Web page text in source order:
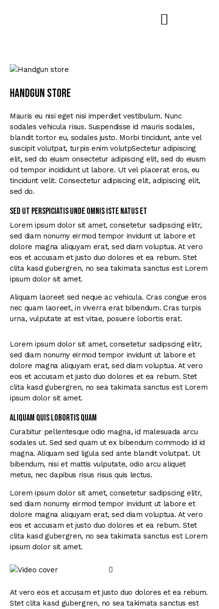
Handgun store
Mauris eu nisi eget nisi imperdiet vestibulum. Nunc
sodales vehicula risus. Suspendisse id mauris sodales,
blandit tortor eu, sodales justo. Morbi tincidunt, ante vel
suscipit volutpat, turpis enim volutpSectetur adipiscing
elit, sed do eiusm onsectetur adipiscing elit, sed do eiusm
od tempor incididunt ut labore. Ut vel placerat eros, eu
tincidunt velit. Consectetur adipiscing elit, adipiscing elit,
sed do.
Sed ut perspiciatis unde omnis iste natus et
Lorem ipsum dolor sit amet, consetetur sadipscing elitr,
sed diam nonumy eirmod tempor invidunt ut labore et
dolore magna aliquyam erat, sed diam voluptua. At vero
eos et accusam et justo duo dolores et ea rebum. Stet
clita kasd gubergren, no sea takimata sanctus est Lorem
ipsum dolor sit amet.
Aliquam laoreet sed neque ac vehicula. Cras congue eros
nec quam laoreet, in viverra erat bibendum. Cras turpis
urna, vulputate at est vitae, posuere lobortis erat.
Lorem ipsum dolor sit amet, consetetur sadipscing elitr,
sed diam nonumy eirmod tempor invidunt ut labore et
dolore magna aliquyam erat, sed diam voluptua. At vero
eos et accusam et justo duo dolores et ea rebum. Stet
clita kasd gubergren, no sea takimata sanctus est Lorem
ipsum dolor sit amet.
Aliquam quis lobortis quam
Curabitur pellentesque odio magna, id malesuada arcu
sodales ut. Sed sed quam ut ex bibendum commodo id id
magna. Aliquam sed ligula sed ante blandit volutpat. Ut
bibendum, nisi et mattis vulputate, odio arcu aliquet
metus, nec dapibus risus risus quis lectus.
Lorem ipsum dolor sit amet, consetetur sadipscing elitr,
sed diam nonumy eirmod tempor invidunt ut labore et
dolore magna aliquyam erat, sed diam voluptua. At vero
eos et accusam et justo duo dolores et ea rebum. Stet
clita kasd gubergren, no sea takimata sanctus est Lorem
ipsum dolor sit amet.
At vero eos et accusam et justo duo dolores et ea rebum.
Stet clita kasd gubergren, no sea takimata sanctus est